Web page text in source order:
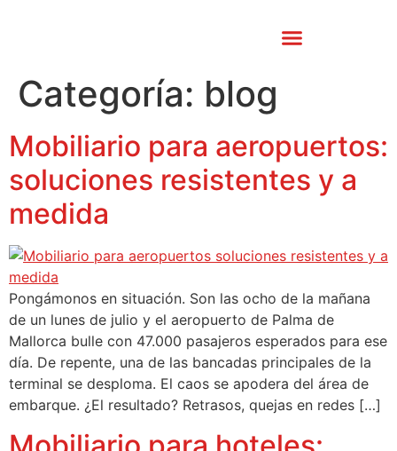
Categoría: blog
Mobiliario para aeropuertos:
soluciones resistentes y a
medida
Pongámonos en situación. Son las ocho de la mañana
de un lunes de julio y el aeropuerto de Palma de
Mallorca bulle con 47.000 pasajeros esperados para ese
día. De repente, una de las bancadas principales de la
terminal se desploma. El caos se apodera del área de
embarque. ¿El resultado? Retrasos, quejas en redes […]